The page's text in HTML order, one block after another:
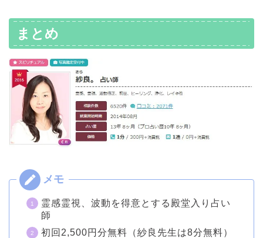
まとめ
霊感霊視、波動を得意とする殿堂入り占い
師
初回2,500円分無料（紗良先生は8分無料）